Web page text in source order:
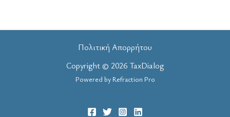
Πολιτική Απορρήτου
Copyright © 2026 TaxDialog
Powered by Refraction Pro